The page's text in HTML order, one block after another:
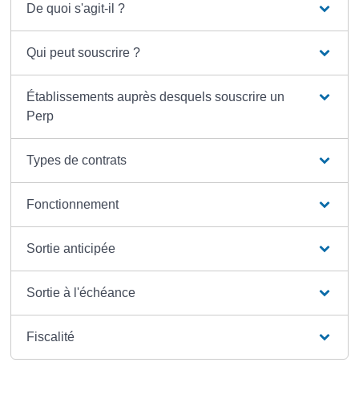
De quoi s'agit-il ?
Qui peut souscrire ?
Établissements auprès desquels souscrire un
Perp
Types de contrats
Fonctionnement
Sortie anticipée
Sortie à l'échéance
Fiscalité